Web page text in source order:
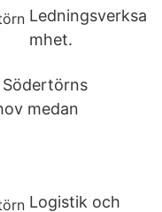
Ledningsverksa
mhet.
medan
Logistik och